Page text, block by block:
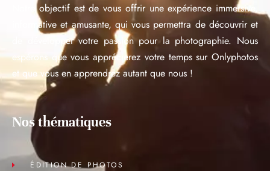
Notre objectif est de vous offrir une expérience immersive,
informative et amusante, qui vous permettra de découvrir et
de développer votre passion pour la photographie. Nous
espérons que vous apprécierez votre temps sur Onlyphotos
et que vous en apprendrez autant que nous !
Nos thématiques
ÉDITION DE PHOTOS